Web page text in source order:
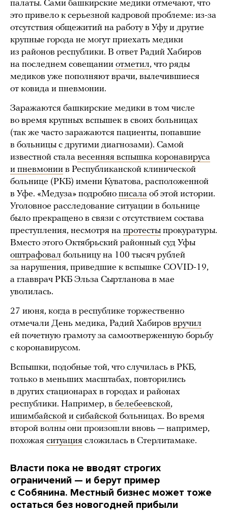
палаты. Сами башкирские медики отмечают, что
это привело к серьезной кадровой проблеме: из-за
отсутствия общежитий на работу в Уфу и другие
крупные города не могут приехать медики
из районов республики. В ответ Радий Хабиров
на последнем совещании отметил, что ряды
медиков уже пополняют врачи, вылечившиеся
от ковида и пневмонии.
Заражаются башкирские медики в том числе
во время крупных вспышек в своих больницах
(так же часто заражаются пациенты, попавшие
в больницы с другими диагнозами). Самой
известной стала весенняя вспышка коронавируса
и пневмонии в Республиканской клинической
больнице (РКБ) имени Куватова, расположенной
в Уфе. «Медуза» подробно писала об этой истории.
Уголовное расследование ситуации в больнице
было прекращено в связи с отсутствием состава
преступления, несмотря на протесты прокуратуры.
Вместо этого Октябрьский районный суд Уфы
оштрафовал больницу на 100 тысяч рублей
за нарушения, приведшие к вспышке СOVID-19,
а главврач РКБ Эльза Сыртланова в мае
уволилась.
27 июня, когда в республике торжественно
отмечали День медика, Радий Хабиров вручил
ей почетную грамоту за самоотверженную борьбу
с коронавирусом.
Вспышки, подобные той, что случилась в РКБ,
только в меньших масштабах, повторились
в других стационарах в городах и районах
республики. Например, в белебеевской,
ишимбайской и сибайской больницах. Во время
второй волны они произошли вновь — например,
похожая ситуация сложилась в Стерлитамаке.
Власти пока не вводят строгих
ограничений — и берут пример
с Собянина. Местный бизнес может тоже
остаться без новогодней прибыли